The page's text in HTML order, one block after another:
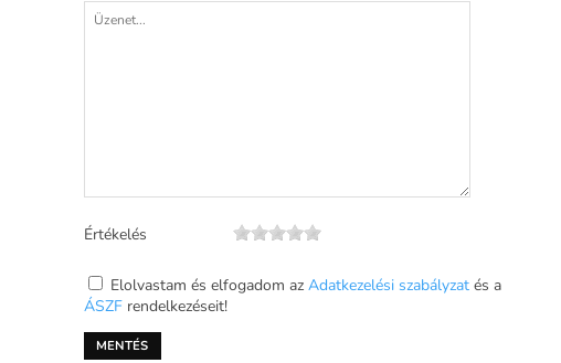
Értékelés
Elolvastam és elfogadom az Adatkezelési szabályzatés a
ÁSZFrendelkezéseit!